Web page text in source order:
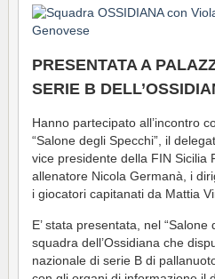
PRESENTATA A
SERIE B
Hanno partecipato all’incontro
“Salone degli Specchi”, il
vice presidente della FIN Sicilia
allenatore Nicola Germanà, i
i giocatori capitanati da Mattia
E’ stata presentata, nel
squadra dell’Ossidiana che
nazionale di serie B di